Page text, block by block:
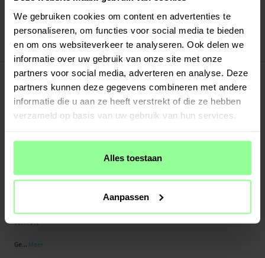
We gebruiken cookies om content en advertenties te
personaliseren, om functies voor social media te bieden
en om ons websiteverkeer te analyseren. Ook delen we
informatie over uw gebruik van onze site met onze
partners voor social media, adverteren en analyse. Deze
partners kunnen deze gegevens combineren met andere
informatie die u aan ze heeft verstrekt of die ze hebben
verzameld op basis van uw gebruik van hun services.
Alles toestaan
Aanpassen
Veilig betalen met Klarna of Paypal
30 dagen retourrecht
Art number:28024
PRODUCTBESCHRIJVING -
Smalle horlogeband van echt leer voor [KOMPATIBILITEIT] Watch Series 8 41mm.
Dankzij het stijlvolle en eenvoudige ontwerp zit de band perfect om de pols.
Door het smalle formaat is hij bijzonder geschikt voor smallere polsen.
- Compleet met quick-release bevestigingen - eenvoudig te monteren op je
comfort
Ge... Meer